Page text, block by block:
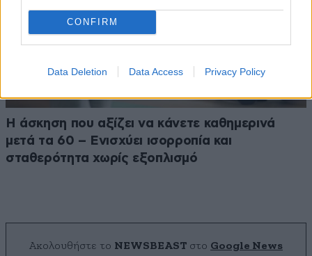
CONFIRM
Data Deletion Data Access Privacy Policy
Η άσκηση που αξίζει να κάνετε καθημερινά
μετά τα 60 – Ενισχύει ισορροπία και
σταθερότητα χωρίς εξοπλισμό
Ακολουθήστε το NEWSBEAST στο Google News